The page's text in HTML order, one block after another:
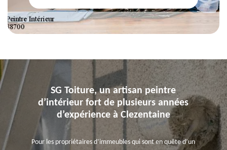
SG Toiture, un artisan peintre
d’intérieur fort de plusieurs années
d’expérience à Clezentaine
Pour les propriétaires d’immeubles qui sont en quête d’un